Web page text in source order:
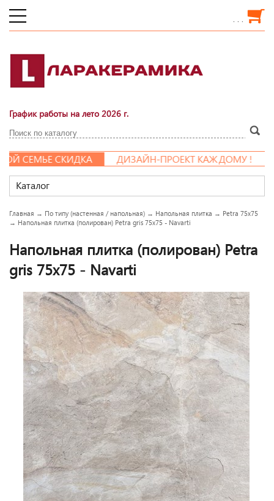
. . .
График работы на лето 2026 г.
СЕМЬЕ СКИДКА
ДИЗАЙН-ПРОЕКТ КАЖДОМУ !
Каталог
Главная → По типу (настенная / напольная) → Напольная плитка → Petra 75x75
→ Напольная плитка (полирован) Petra gris 75x75 - Navarti
Напольная плитка (полирован) Petra
gris 75x75 - Navarti